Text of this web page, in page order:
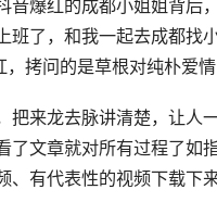
音爆红的成都小姐姐背后
班了，和我一起去成都找
，拷问的是草根对纯朴爱
把来龙去脉讲清楚，让人
了文章就对所有过程了如
、有代表性的视频下载下